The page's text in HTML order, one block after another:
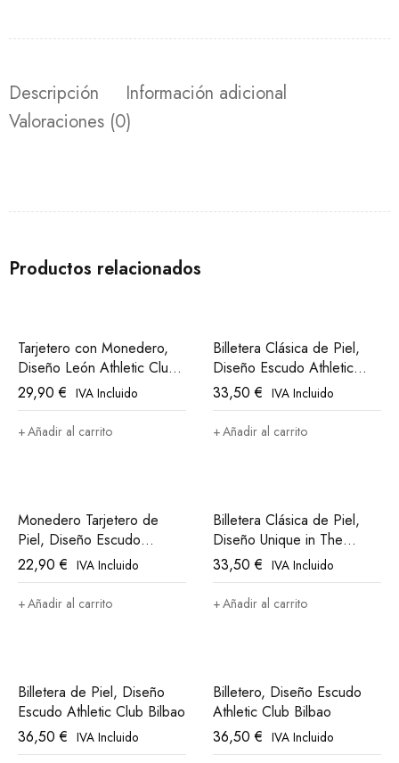
Descripción
Información adicional
Valoraciones (0)
Productos relacionados
Tarjetero con Monedero,
Diseño León Athletic Club
Bilbao
29,90€ IVA Incluido
Añadir al carrito
Billetera Clásica de Piel,
Diseño Escudo Athletic
Club Bilbao
33,50€ IVA Incluido
Añadir al carrito
Monedero Tarjetero de
Piel, Diseño Escudo
Athletic Club Bilbao
22,90€ IVA Incluido
Añadir al carrito
Billetera Clásica de Piel,
Diseño Unique in The
World, Athletic Club Bilbao
33,50€ IVA Incluido
Añadir al carrito
Billetera de Piel, Diseño
Escudo Athletic Club Bilbao
36,50€ IVA Incluido
Billetero, Diseño Escudo
Athletic Club Bilbao
36,50€ IVA Incluido